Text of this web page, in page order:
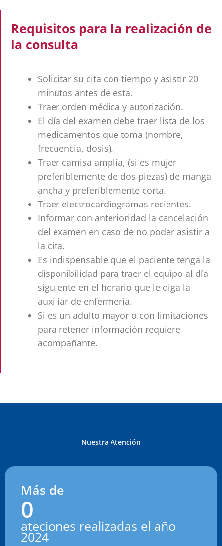
Requisitos para la realización de
la consulta
Solicitar su cita con tiempo y asistir 20
minutos antes de esta.
Traer orden médica y autorización.
El día del examen debe traer lista de los
medicamentos que toma (nombre,
frecuencia, dosis).
Traer camisa amplia, (si es mujer
preferiblemente de dos piezas) de manga
ancha y preferiblemente corta.
Traer electrocardiogramas recientes.
Informar con anterioridad la cancelación
del examen en caso de no poder asistir a
la cita.
Es indispensable que el paciente tenga la
disponibilidad para traer el equipo al día
siguiente en el horario que le diga la
auxiliar de enfermería.
Si es un adulto mayor o con limitaciones
para retener información requiere
acompañante.
Nuestra Atención
Más de
ateciones realizadas el año
2024
0